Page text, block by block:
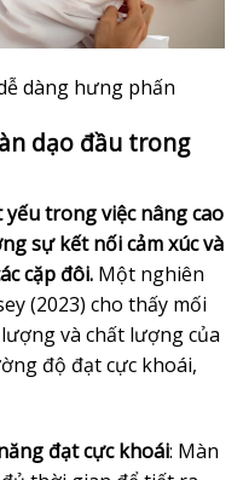
dàng hưng phấn
dạo đầu trong
trong việc nâng cao
sự kết nối cảm xúc và
cặp đôi. Một nghiên
(2023) cho thấy mối
và chất lượng của
độ đạt cực khoái,
đạt cực khoái: Màn